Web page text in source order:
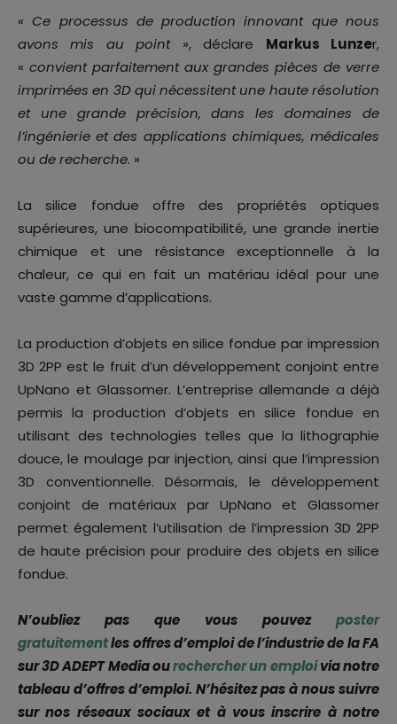
« Ce processus de production innovant que nous
avons mis au point», déclare Markus Lunzer,
« convient parfaitement aux grandes pièces de verre
imprimées en 3D qui nécessitent une haute résolution
et une grande précision, dans les domaines de
l’ingénierie et des applications chimiques, médicales
ou de recherche. »
La silice fondue offre des propriétés optiques
supérieures, une biocompatibilité, une grande inertie
chimique et une résistance exceptionnelle à la
chaleur, ce qui en fait un matériau idéal pour une
vaste gamme d’applications.
La production d’objets en silice fondue par impression
3D 2PP est le fruit d’un développement conjoint entre
UpNano et Glassomer. L’entreprise allemande a déjà
permis la production d’objets en silice fondue en
utilisant des technologies telles que la lithographie
douce, le moulage par injection, ainsi que l’impression
3D conventionnelle. Désormais, le développement
conjoint de matériaux par UpNano et Glassomer
permet également l’utilisation de l’impression 3D 2PP
de haute précision pour produire des objets en silice
fondue.
N’oubliez pas que vous pouvez poster
gratuitementles offres d’emploi de l’industrie de la FA
sur 3D ADEPT Media ourechercher un emploivia notre
tableau d’offres d’emploi. N’hésitez pas à nous suivre
sur nos réseaux sociaux et à vous inscrire à notre